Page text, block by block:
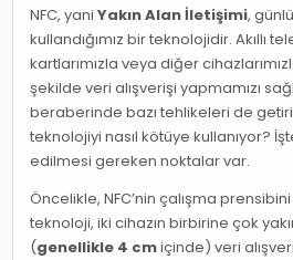
NFC, yaniYakın Alan İletişimi,
kullandığımız bir teknolojidir. Akıllı
kartlarımızla veya diğer
şekilde veri alışverişi yapmamızı
beraberinde bazı tehlikeleri de
teknolojiyi nasıl kötüye kullanıyor?
edilmesi gereken noktalar var.
Öncelikle, NFC’nin çalışma
teknoloji, iki cihazın birbirine çok
(genellikle 4 cmiçinde) veri